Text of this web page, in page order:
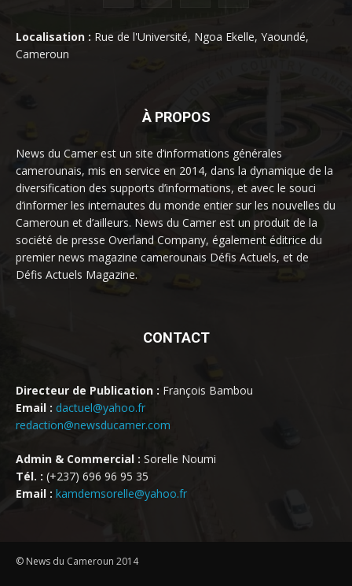
Localisation : Rue de l'Université, Ngoa Ekelle, Yaoundé,
Cameroun
À PROPOS
News du Camer est un site d’informations générales
camerounais, mis en service en 2014, dans la dynamique de la
diversification des supports d’informations, et avec le souci
d’informer les internautes du monde entier sur les nouvelles du
Cameroun et d’ailleurs. News du Camer est un produit de la
société de presse Overland Company, également éditrice du
premier news magazine camerounais Défis Actuels, et de
Défis Actuels Magazine.
CONTACT
Directeur de Publication : François Bambou
Email : dactuel@yahoo.fr
redaction@newsducamer.com
Admin & Commercial : Sorelle Noumi
Tél. : (+237) 696 96 95 35
Email : kamdemsorelle@yahoo.fr
© News du Cameroun 2014